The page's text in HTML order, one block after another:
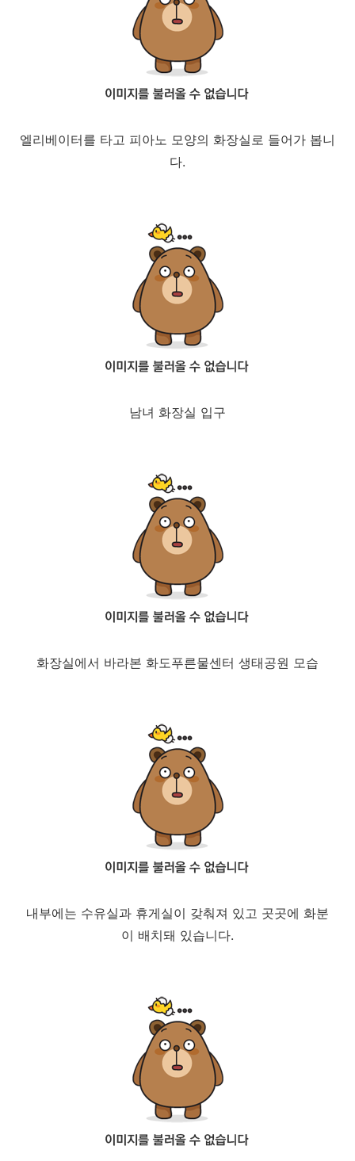
엘리베이터를 타고 피아노 모양의 화장실로 들어가 봅니
다.
남녀 화장실 입구
화장실에서 바라본 화도푸른물센터 생태공원 모습
내부에는 수유실과 휴게실이 갖춰져 있고 곳곳에 화분
이 배치돼 있습니다.